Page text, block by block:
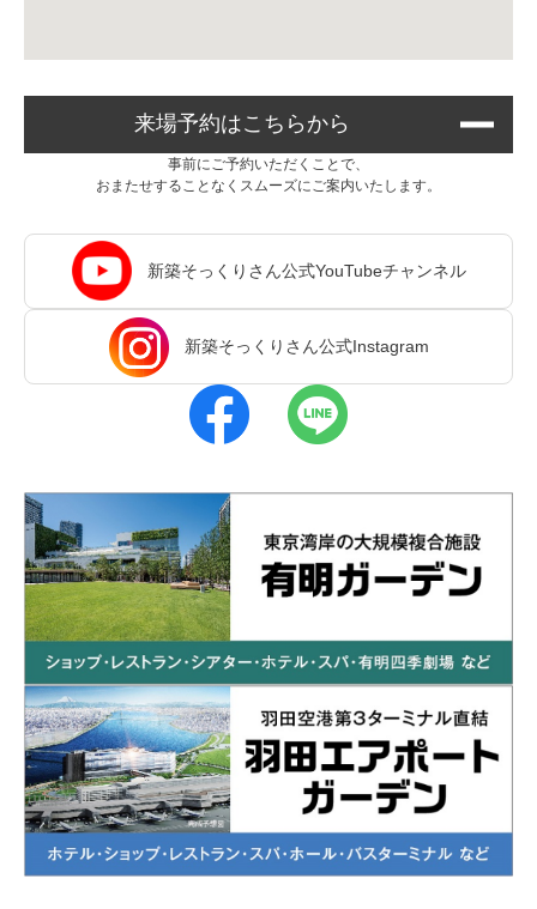
来場予約はこちらから
事前にご予約いただくことで、
おまたせすることなくスムーズにご案内いたします。
新築そっくりさん公式YouTubeチャンネル
新築そっくりさん公式Instagram